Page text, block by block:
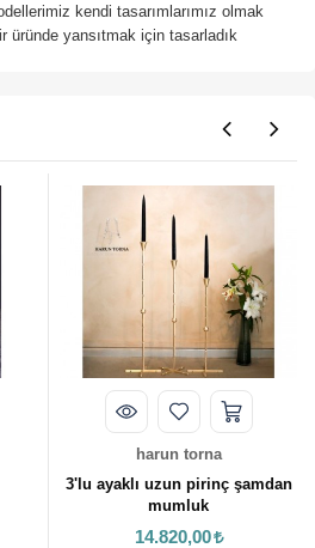
kendi tasarımlarımız olmak
üründe yansıtmak için tasarladık
harun torna
3'lu ayaklı uzun pirinç şamdan
mumluk
14.820,00